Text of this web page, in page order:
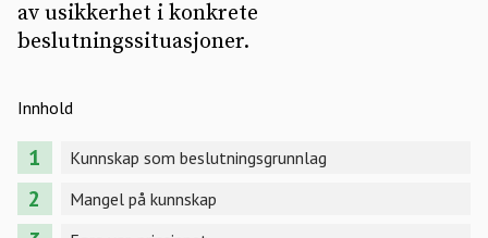
av usikkerhet i konkrete
beslutningssituasjoner.
Innhold
Kunnskap som beslutningsgrunnlag
Mangel på kunnskap